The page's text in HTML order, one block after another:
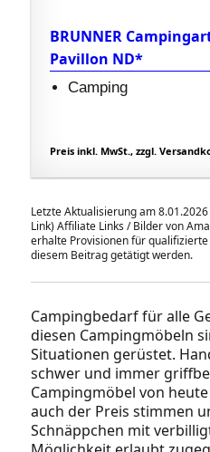
BRUNNER
Pavillon ND*
Camping
Preis inkl. MwSt., zzgl.
Letzte Aktualisierung am
Link) Affiliate Links / Bilder von
erhalte Provisionen für
diesem Beitrag getätigt werden.
Campingbedarf für alle
diesen Campingmöbeln
Situationen gerüstet.
schwer und immer
Campingmöbel von
auch der Preis stimmen
Schnäppchen mit